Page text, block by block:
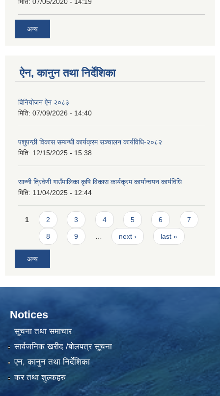
अन्य
ऐन, कानुन तथा निर्देशिका
विनियोजन ऐन २०८३
मिति: 07/09/2026 - 14:40
पशुपन्छी विकास सम्बन्धी कार्यक्रम सञ्चालन कार्यविधि-२०८२
मिति: 12/15/2025 - 15:38
सान्नी त्रिवेणी गाउँपालिका कृषि विकास कार्यक्रम कार्यान्वयन कार्यविधि
मिति: 11/04/2025 - 12:44
Pages
1 2 3 4 5 6 7
8 9 next › last »
अन्य
Notices
सूचना तथा समाचार
सार्वजनिक खरीद /बोलपत्र सूचना
एन, कानुन तथा निर्देशिका
कर तथा शुल्कहरु